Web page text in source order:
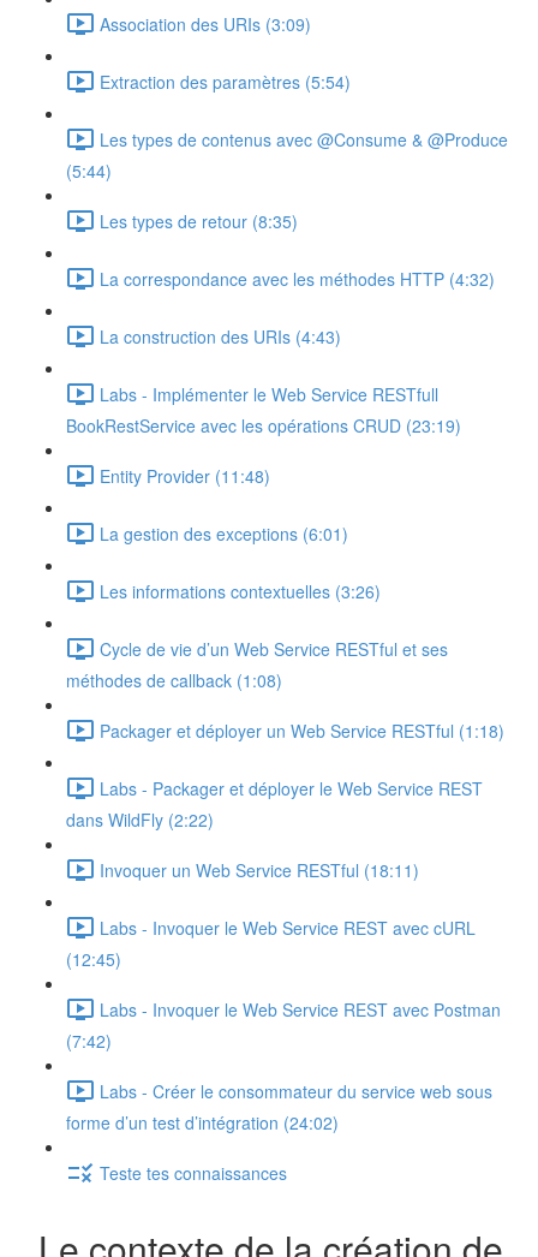
Association des URIs (3:09)
Extraction des paramètres (5:54)
Les types de contenus avec @Consume & @Produce
(5:44)
Les types de retour (8:35)
La correspondance avec les méthodes HTTP (4:32)
La construction des URIs (4:43)
Labs - Implémenter le Web Service RESTfull
BookRestService avec les opérations CRUD (23:19)
Entity Provider (11:48)
La gestion des exceptions (6:01)
Les informations contextuelles (3:26)
Cycle de vie d’un Web Service RESTful et ses
méthodes de callback (1:08)
Packager et déployer un Web Service RESTful (1:18)
Labs - Packager et déployer le Web Service REST
dans WildFly (2:22)
Invoquer un Web Service RESTful (18:11)
Labs - Invoquer le Web Service REST avec cURL
(12:45)
Labs - Invoquer le Web Service REST avec Postman
(7:42)
Labs - Créer le consommateur du service web sous
forme d’un test d’intégration (24:02)
Teste tes connaissances